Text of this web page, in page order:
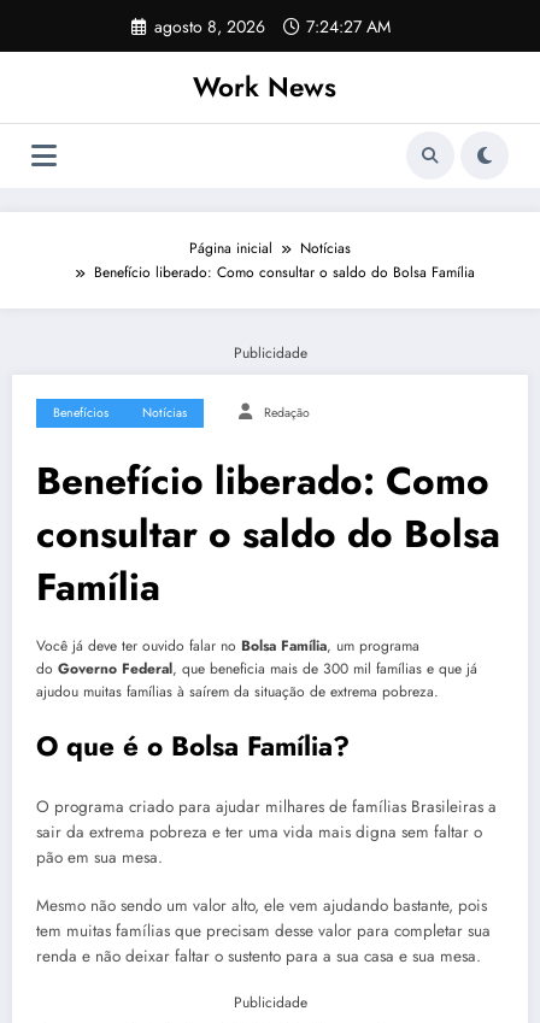
o
agosto 8, 2026 7:24:27 AM
Work News
Página inicial
Notícias
Benefício liberado: Como consultar o saldo do Bolsa Família
Publicidade
Benefícios Notícias Redação
Benefício liberado: Como
consultar o saldo do Bolsa
Família
Você já deve ter ouvido falar no Bolsa Família, um programa
do Governo Federal, que beneficia mais de 300 mil famílias e que já
ajudou muitas famílias à saírem da situação de extrema pobreza.
O que é o Bolsa Família?
O programa criado para ajudar milhares de famílias Brasileiras a
sair da extrema pobreza e ter uma vida mais digna sem faltar o
pão em sua mesa.
Mesmo não sendo um valor alto, ele vem ajudando bastante, pois
tem muitas famílias que precisam desse valor para completar sua
renda e não deixar faltar o sustento para a sua casa e sua mesa.
Publicidade